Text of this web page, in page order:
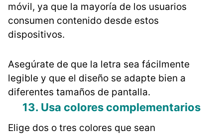
móvil, ya que la mayoría de los usuarios
consumen contenido desde estos
dispositivos.
Asegúrate de que la letra sea fácilmente
legible y que el diseño se adapte bien a
diferentes tamaños de pantalla.
13. Usa colores complementarios
Elige dos o tres colores que sean